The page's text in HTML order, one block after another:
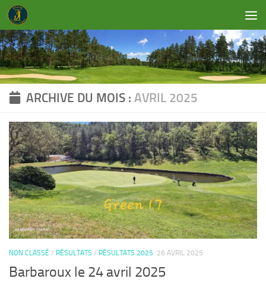
Skip to content
ARCHIVE DU MOIS : AVRIL 2025
NON CLASSÉ / RÉSULTATS / RÉSULTATS 2025 26 AVRIL 2025
Barbaroux le 24 avril 2025